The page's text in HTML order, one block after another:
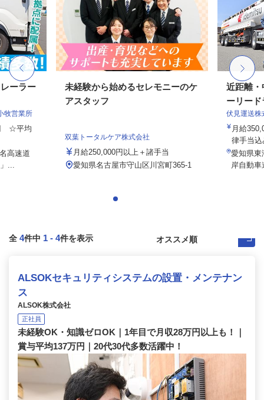
ーラー
牧営業所
☆平均
高速道
...
未経験から始めるセレモニーのケ
アスタッフ
双葉トータルケア株式会社
月給250,000円以上＋諸手当
愛知県名古屋市守山区川宮町365-1
近距離・
ーリー
伏見運送株
月給
律手当
愛知県東
岸自動
全 4件中 1 - 4件を表示
ALSOKセキュリティシステムの設置・メンテナン
ス
ALSOK株式会社
正社員
未経験OK・知識ゼロOK｜1年目で月収28万円以上も！｜
賞与平均137万円｜20代30代多数活躍中！